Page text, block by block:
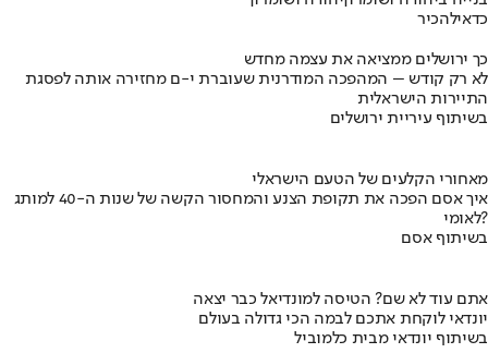
כדאילהכיר
כך ירושלים ממציאה את עצמה מחדש
לא רק קודש – המהפכה המודרנית שעוברת י-ם מחזירה אותה לפסגת
התיירות הישראלית
בשיתוף עיריית ירושלים
מאחורי הקלעים של הטעם הישראלי
איך אסם הפכה את תקופת הצנע והמחסור הקשה של שנות ה-40 למותג
לאומי?
בשיתוף אסם
אתם עוד לא שם? הטיסה למונדיאל כבר יצאה
יונדאי לוקחת אתכם לבמה הכי גדולה בעולם
בשיתוף יונדאי מבית כלמוביל